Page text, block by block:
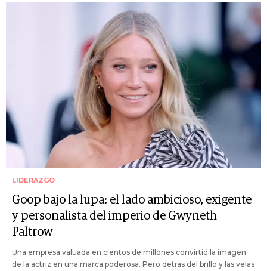
LIDERAZGO
Goop bajo la lupa: el lado ambicioso, exigente
y personalista del imperio de Gwyneth
Paltrow
Una empresa valuada en cientos de millones convirtió la imagen
de la actriz en una marca poderosa. Pero detrás del brillo y las velas